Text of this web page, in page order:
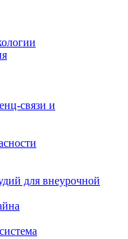
связи и
для внеурочной